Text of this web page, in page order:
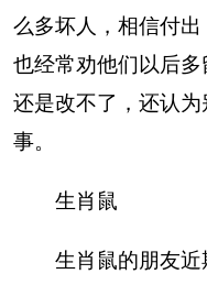
么多坏人，相信付
也经常劝他们以后
还是改不了，还认
事。
生肖鼠
生肖鼠的朋友近